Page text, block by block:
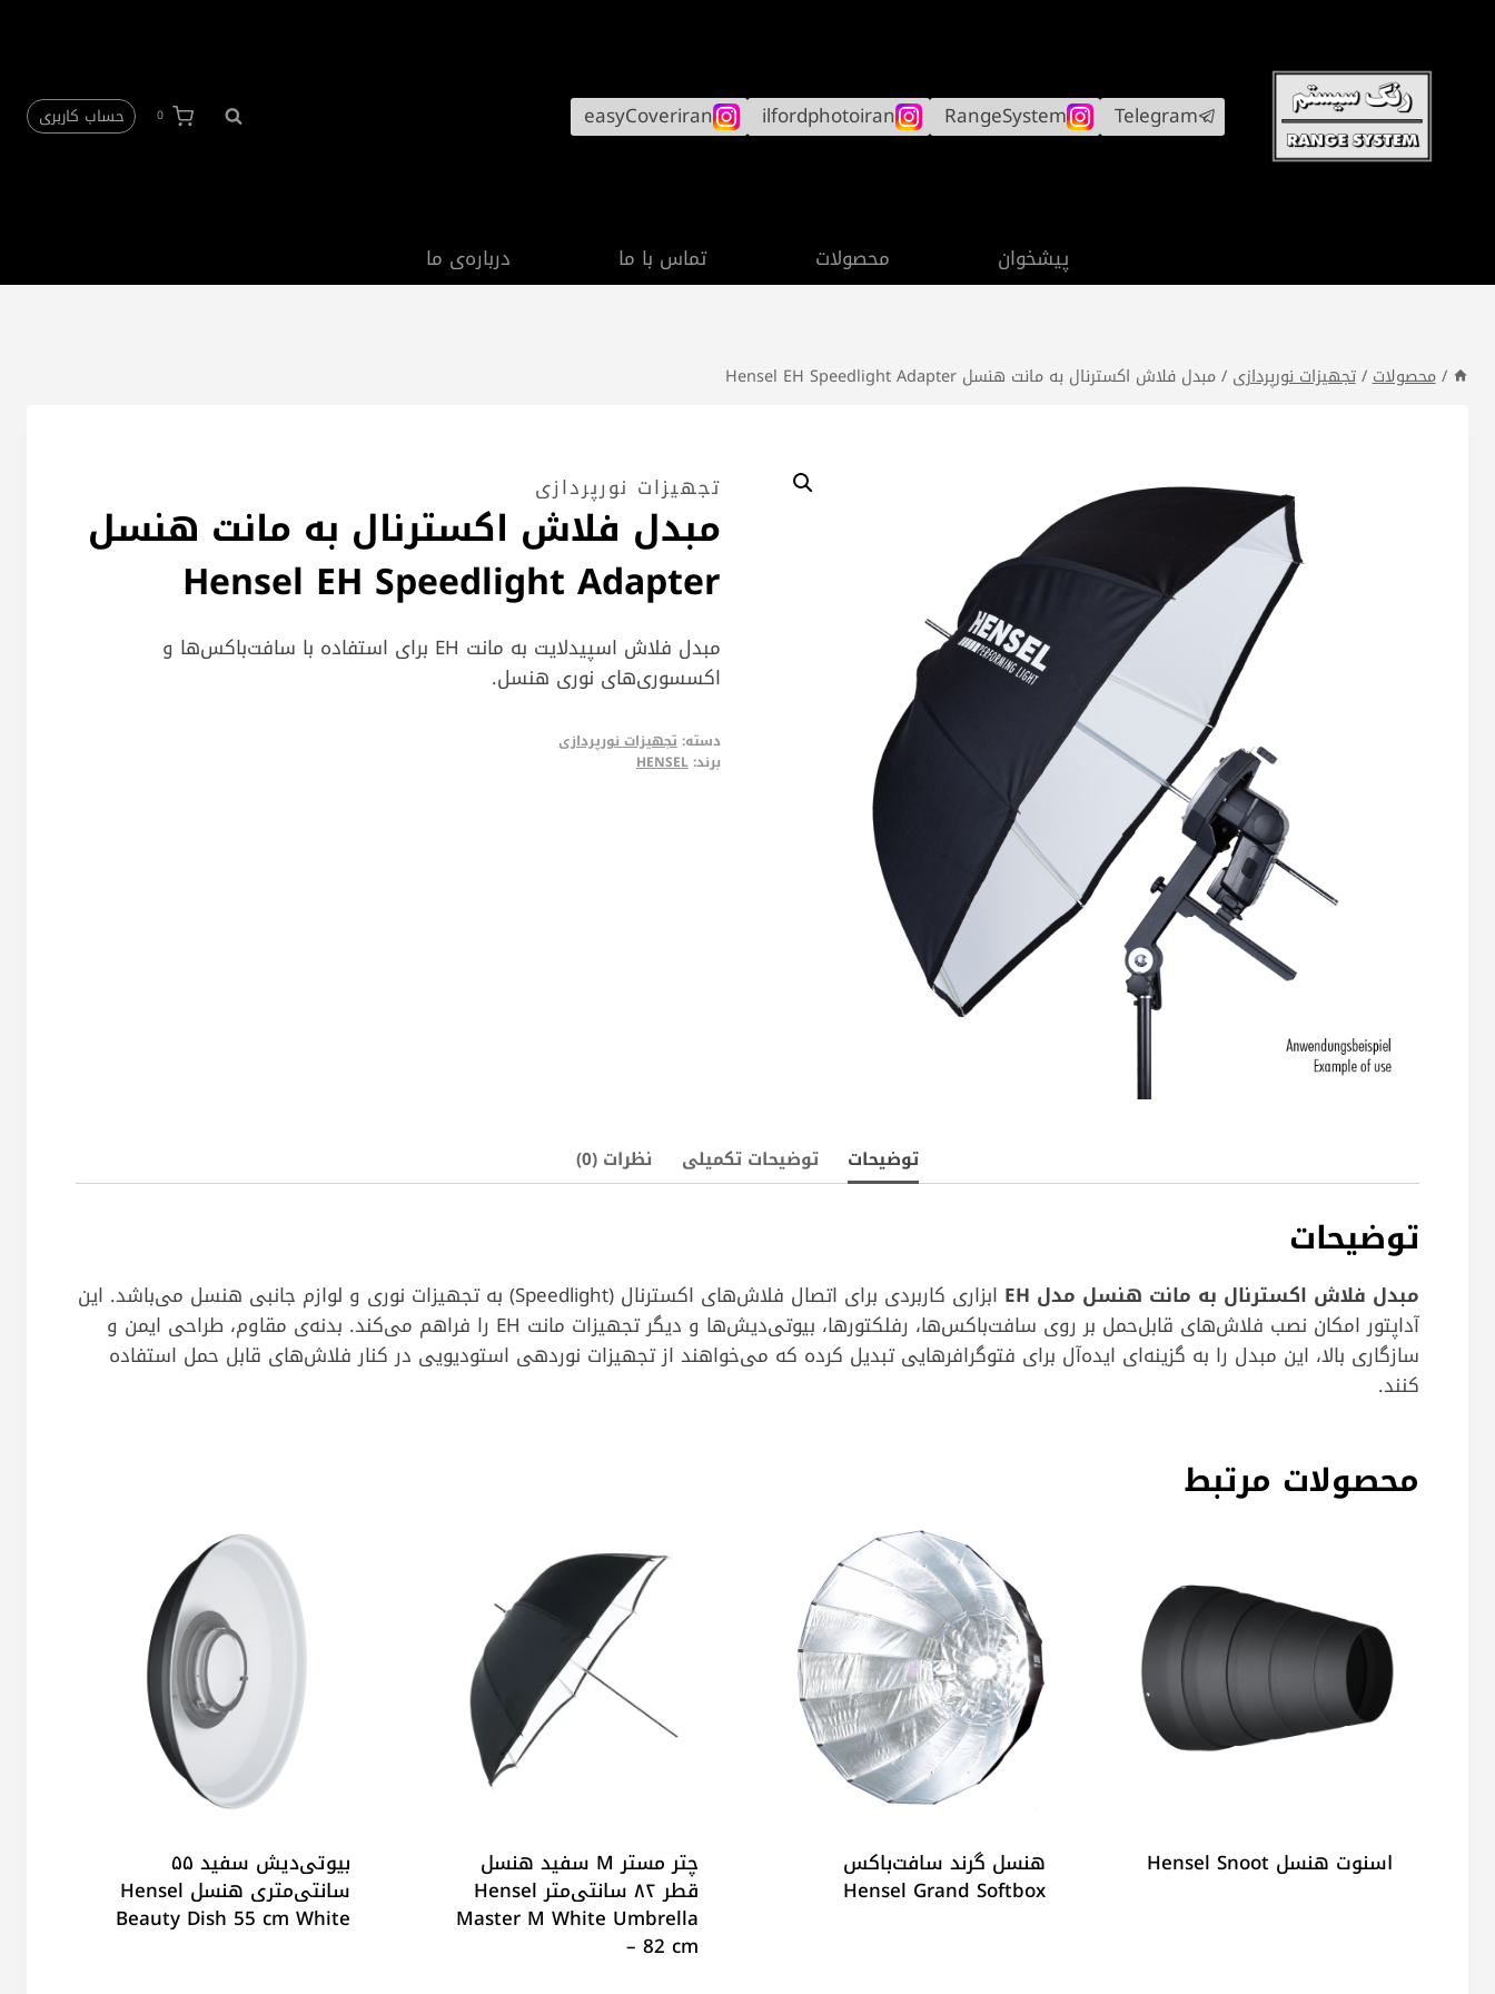
Telegram
RangeSystem
ilfordphotoiran
easyCoveriran
0 حساب کاربری
پیشخوان محصولات تماس با ما درباره‌ی ما
/محصولات/تجهیزات نورپردازی /مبدل فلاش اکسترنال به مانت هنسل Hensel EH Speedlight Adapter
تجهیزات نورپردازی
مبدل فلاش اکسترنال به مانت هنسل
Hensel EH Speedlight Adapter
مبدل فلاش اسپیدلایت به مانت EH برای استفاده با سافت‌باکس‌ها و
اکسسوری‌های نوری هنسل.
دسته:تجهیزات نورپردازی
برند:HENSEL
توضیحات توضیحات تکمیلی نظرات (0)
توضیحات
مبدل فلاش اکسترنال به مانت هنسل مدل EH
ابزاری کاربردی برای اتصال فلاش‌های اکسترنال (Speedlight) به تجهیزات نوری و لوازم جانبی هنسل می‌باشد. این
آداپتور امکان نصب فلاش‌های قابل‌حمل بر روی سافت‌باکس‌ها، رفلکتورها، بیوتی‌دیش‌ها و دیگر تجهیزات مانت EH را فراهم می‌کند. بدنه‌ی مقاوم، طراحی ایمن و
سازگاری بالا، این مبدل را به گزینه‌ای ایده‌آل برای فتوگرافرهایی تبدیل کرده که می‌خواهند از تجهیزات نوردهی استودیویی در کنار فلاش‌های قابل حمل استفاده
کنند.
محصولات مرتبط
اسنوت هنسل Hensel Snoot هنسل گرند سافت‌باکس
Hensel Grand Softbox
چتر مستر M سفید هنسل
قطر ۸۲ سانتی‌متر Hensel
Master M White Umbrella
– 82 cm
بیوتی‌دیش سفید ۵۵
سانتی‌متری هنسل Hensel
Beauty Dish 55 cm White